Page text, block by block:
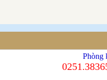
Phòng